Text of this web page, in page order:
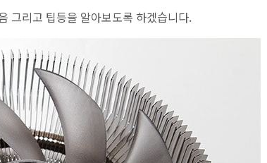
그리고 팁등을 알아보도록 하겠습니다.